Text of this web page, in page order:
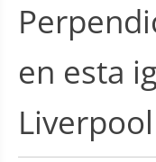
en esta
Liverpool